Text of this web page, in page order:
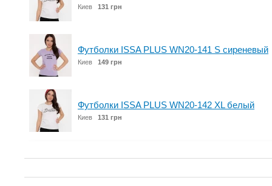
Киев 131 грн
Футболки ISSA PLUS WN20-141 S сиреневый
Киев 149 грн
Футболки ISSA PLUS WN20-142 XL белый
Киев 131 грн